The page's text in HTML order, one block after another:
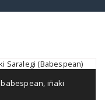
babespean, iñaki